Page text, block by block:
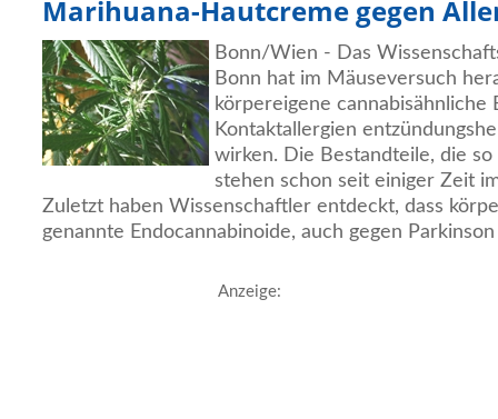
Marihuana-Hautcreme gegen
Bonn/Wien - Das
Bonn hat im Mäuseversuch
körpereigene cannabisähnliche
Kontaktallergien
wirken. Die Bestandteile, die
stehen schon seit einiger Zeit
Zuletzt haben Wissenschaftler entdeckt, dass
genannte Endocannabinoide, auch gegen
Anzeige: